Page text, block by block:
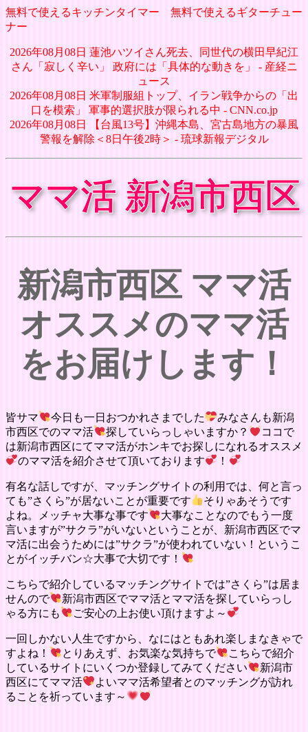
無料で使えるキッチンタイマー
無料で使えるギターチュー
ナー
2026年08月08日 蓮池ハツイさん死去、同世代の横田早紀江
さん「寂しく辛い」 政府には「具体的な動きを」 - 産経ニ
ュース
2026年08月08日 米軍制服組トップ、イラン戦争からの「出
口を模索」 軍事的選択肢が限られる中 - CNN.co.jp
2026年08月08日 【台風13号】沖縄本島、宮古島地方の暴風
警報を解除＜8日午後2時＞ - 琉球新報デジタル
ママ活 新潟市西区
新潟市西区 ママ活
オススメのママ活
をお届けします！
皆サマ 今日も一日おつかれさまでした
みなさんも新潟
市西区でのママ活
探していらっしゃいますか？
ココで
は新潟市西区にてママ活がホンキでお探しになれるオススメ
のママ活を紹介させて頂いております
！
有名な話しですが、マッチングサイトの利用では、何と言っ
ても”さくら”が居ないことが重要です
そりゃあそうです
よね。メッチャ大事な事です
大事なことなのでもう一度
言いますが”サクラ”がいないということが、新潟市西区でマ
マ活に出会うためには”サクラ”が使われていない！というこ
とがイッチバン☆大事で大切です！
こちらで紹介しているマッチングサイトでは”さくら”は居ま
せんので
新潟市西区でママ活とママ活を探していらっし
ゃる方にも
ご安心の上お使い頂けますよ～
一回しかない人生ですから、なにはともあれ楽しまなきゃで
すよね！
とりあえず、お気楽な気持ちで
こちらで紹介
しているサイトにいくつか登録してみてください
新潟市
西区にてママ活
よいママ活希望者とのマッチングが訪れ
ることを祈っています～